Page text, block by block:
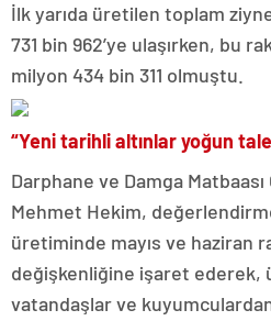
İlk yarıda üretilen toplam
731 bin 962’ye ulaşırken, bu
milyon 434 bin 311 olmuştu.
“Yeni tarihli altınlar yoğun
Darphane ve Damga Matbaası
Mehmet Hekim,
üretiminde mayıs ve haziran
değişkenliğine işaret ederek,
vatandaşlar ve